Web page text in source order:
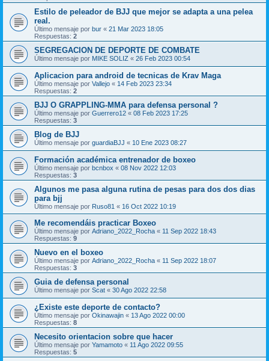
Estilo de peleador de BJJ que mejor se adapta a una pelea
real.
Último mensaje por bur « 21 Mar 2023 18:05
Respuestas: 2
SEGREGACION DE DEPORTE DE COMBATE
Último mensaje por MIKE SOLIZ « 26 Feb 2023 00:54
Aplicacion para android de tecnicas de Krav Maga
Último mensaje por Vallejo « 14 Feb 2023 23:34
Respuestas: 2
BJJ O GRAPPLING-MMA para defensa personal ?
Último mensaje por Guerrero12 « 08 Feb 2023 17:25
Respuestas: 3
Blog de BJJ
Último mensaje por guardiaBJJ « 10 Ene 2023 08:27
Formación académica entrenador de boxeo
Último mensaje por bcnbox « 08 Nov 2022 12:03
Respuestas: 3
Algunos me pasa alguna rutina de pesas para dos dos dias
para bjj
Último mensaje por Ruso81 « 16 Oct 2022 10:19
Me recomendáis practicar Boxeo
Último mensaje por Adriano_2022_Rocha « 11 Sep 2022 18:43
Respuestas: 9
Nuevo en el boxeo
Último mensaje por Adriano_2022_Rocha « 11 Sep 2022 18:07
Respuestas: 3
Guia de defensa personal
Último mensaje por Scat « 30 Ago 2022 22:58
¿Existe este deporte de contacto?
Último mensaje por Okinawajin « 13 Ago 2022 00:00
Respuestas: 8
Necesito orientacion sobre que hacer
Último mensaje por Yamamoto « 11 Ago 2022 09:55
Respuestas: 5